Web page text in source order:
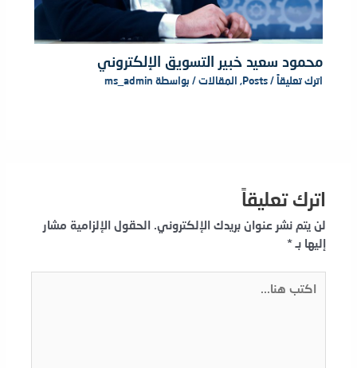
محمود سعيد خبير التسويق الإلكتروني
اترك تعليقاً /
Posts
, المقالات/ بواسطة ms_admin
اترك تعليقاً
لن يتم نشر عنوان بريدك الإلكتروني.
الحقول الإلزامية مشار
إليها بـ*